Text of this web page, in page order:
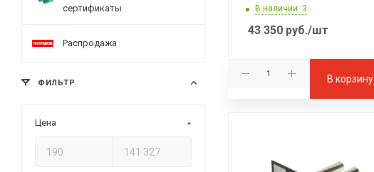
В наличии: 3
43 350 руб./шт
В корзину
сертификаты
Распродажа
ФИЛЬТР
Цена